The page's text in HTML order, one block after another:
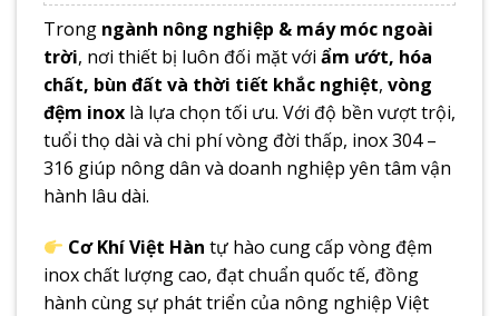
Trong ngành nông nghiệp & máy móc ngoài
trời, nơi thiết bị luôn đối mặt với ẩm ướt, hóa
chất, bùn đất và thời tiết khắc nghiệt, vòng
đệm inox là lựa chọn tối ưu. Với độ bền vượt trội,
tuổi thọ dài và chi phí vòng đời thấp, inox 304 –
316 giúp nông dân và doanh nghiệp yên tâm vận
hành lâu dài.
Cơ Khí Việt Hàn tự hào cung cấp vòng đệm
inox chất lượng cao, đạt chuẩn quốc tế, đồng
hành cùng sự phát triển của nông nghiệp Việt